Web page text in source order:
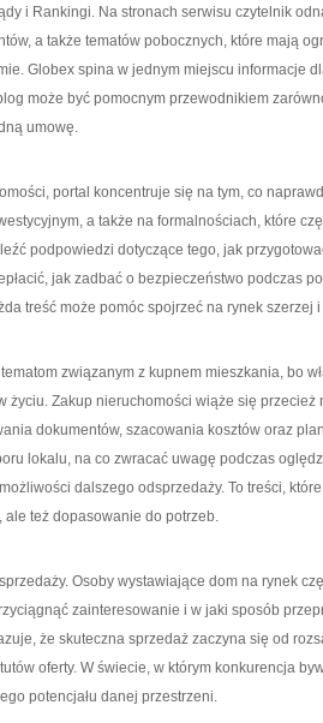
i Rankingi. Na stronach serwisu czytelnik
a także tematów pobocznych, które mają
Globex spina w jednym miejscu informacje
może być pomocnym przewodnikiem
umowę.
portal koncentruje się na tym, co
a także na formalnościach, które
podpowiedzi dotyczące tego, jak
jak zadbać o bezpieczeństwo podczas
treść może pomóc spojrzeć na rynek szerzej
związanym z kupnem mieszkania, bo
życiu. Zakup nieruchomości wiąże się
dokumentów, szacowania kosztów oraz
lokalu, na co zwracać uwagę podczas
dalszego odsprzedaży. To treści,
ale też dopasowanie do potrzeb.
Osoby wystawiające dom na rynek
zainteresowanie i w jaki sposób
że skuteczna sprzedaż zaczyna się od
oferty. W świecie, w którym konkurencja
potencjału danej przestrzeni.